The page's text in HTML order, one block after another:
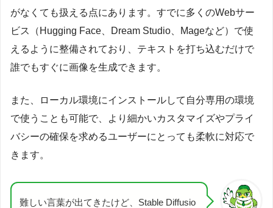
がなくても扱える点にあります。すでに多くのWebサー
ビス（Hugging Face、Dream Studio、Mageなど）で使
えるように整備されており、テキストを打ち込むだけで
誰でもすぐに画像を生成できます。
また、ローカル環境にインストールして自分専用の環境
で使うことも可能で、より細かいカスタマイズやプライ
バシーの確保を求めるユーザーにとっても柔軟に対応で
きます。
難しい言葉が出てきたけど、Stable Diffusio